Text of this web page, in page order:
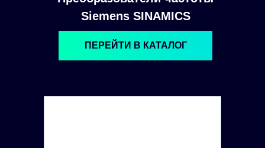
Siemens SINAMICS
ПЕРЕЙТИ В КАТАЛОГ